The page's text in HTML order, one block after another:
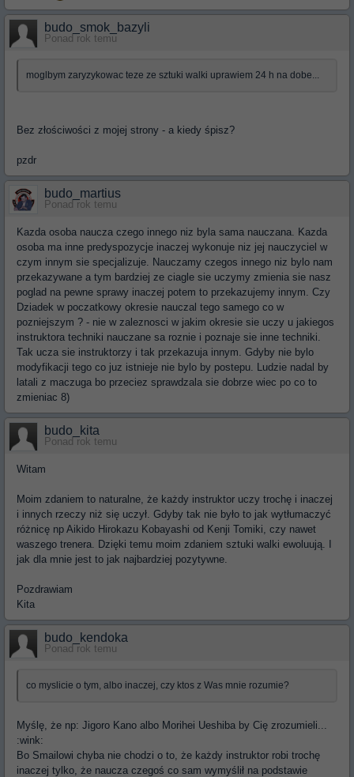
budo_smok_bazyli
Ponad rok temu
moglbym zaryzykowac teze ze sztuki walki uprawiem 24 h na dobe...
Bez złościwości z mojej strony - a kiedy śpisz?
pzdr
budo_martius
Ponad rok temu
Kazda osoba naucza czego innego niz byla sama nauczana. Kazda
osoba ma inne predyspozycje inaczej wykonuje niz jej nauczyciel w
czym innym sie specjalizuje. Nauczamy czegos innego niz bylo nam
przekazywane a tym bardziej ze ciagle sie uczymy zmienia sie nasz
poglad na pewne sprawy inaczej potem to przekazujemy innym. Czy
Dziadek w poczatkowy okresie nauczal tego samego co w
pozniejszym ? - nie w zaleznosci w jakim okresie sie uczy u jakiegos
instruktora techniki nauczane sa roznie i poznaje sie inne techniki.
Tak ucza sie instruktorzy i tak przekazuja innym. Gdyby nie bylo
modyfikacji tego co juz istnieje nie bylo by postepu. Ludzie nadal by
latali z maczuga bo przeciez sprawdzala sie dobrze wiec po co to
zmieniac 8)
budo_kita
Ponad rok temu
Witam
Moim zdaniem to naturalne, że każdy instruktor uczy trochę i inaczej
i innych rzeczy niż się uczył. Gdyby tak nie było to jak wytłumaczyć
różnicę np Aikido Hirokazu Kobayashi od Kenji Tomiki, czy nawet
waszego trenera. Dzięki temu moim zdaniem sztuki walki ewoluują. I
jak dla mnie jest to jak najbardziej pozytywne.
Pozdrawiam
Kita
budo_kendoka
Ponad rok temu
co myslicie o tym, albo inaczej, czy ktos z Was mnie rozumie?
Myślę, że np: Jigoro Kano albo Morihei Ueshiba by Cię zrozumieli...
:wink:
Bo Smailowi chyba nie chodzi o to, że każdy instruktor robi trochę
inaczej tylko, że naucza czegoś co sam wymyślił na podstawie